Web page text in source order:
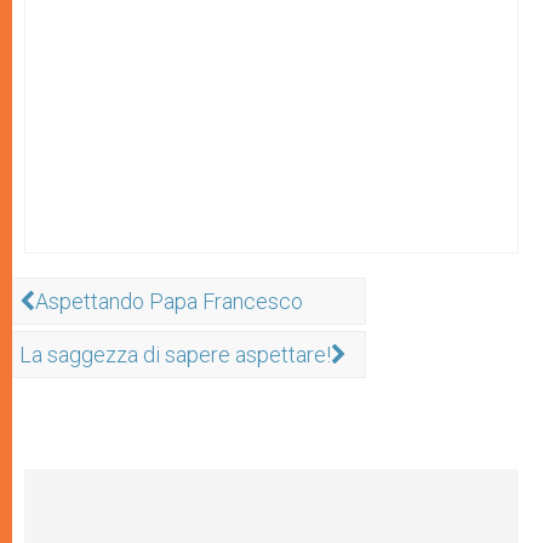
Aspettando Papa Francesco
La saggezza di sapere aspettare!